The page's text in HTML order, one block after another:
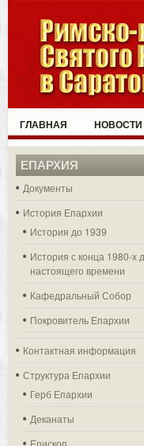
ГЛАВНАЯ НОВОСТИ
ЕПАРХИЯ
Документы
История Епархии
История до 1939
История с конца 1980-х
настоящего времени
Кафедральный Собор
Покровитель Епархии
Контактная информация
Структура Епархии
Герб Епархии
Деканаты
Епископ